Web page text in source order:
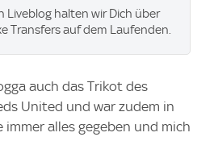
Liveblog halten wir Dich über
Transfers auf dem Laufenden.
auch das Trikot des
United und war zudem in
immer alles gegeben und mich